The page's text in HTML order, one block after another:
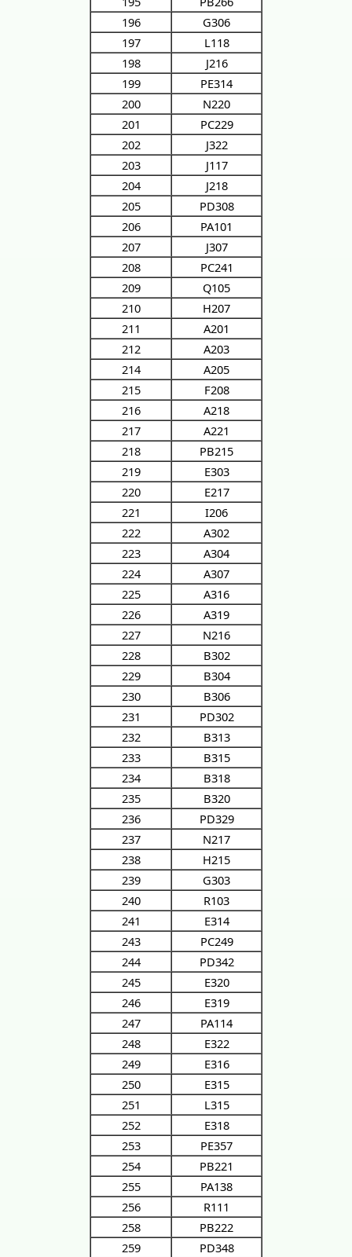
196
G306
197
L118
198
J216
199
PE314
200
N220
201
PC229
202
J322
203
J117
204
J218
205
PD308
206
PA101
207
J307
208
PC241
209
Q105
210
H207
211
A201
212
A203
214
A205
215
F208
216
A218
217
A221
218
PB215
219
E303
220
E217
221
I206
222
A302
223
A304
224
A307
225
A316
226
A319
227
N216
228
B302
229
B304
230
B306
231
PD302
232
B313
233
B315
234
B318
235
B320
236
PD329
237
N217
238
H215
239
G303
240
R103
241
E314
243
PC249
244
PD342
245
E320
246
E319
247
PA114
248
E322
249
E316
250
E315
251
L315
252
E318
253
PE357
254
PB221
255
PA138
256
R111
258
PB222
259
PD348